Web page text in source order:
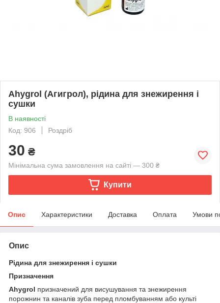
Ahygrol (Агигрол), рідина для знежирення і
сушки
В наявності
Код: 906
Роздріб
30 ₴
Мінімальна сума замовлення на сайті — 300 ₴
Купити
Опис Характеристики Доставка Оплата Умови
Опис
Рідина для знежирення і сушки
Призначення
Ahygrol призначений для висушування та знежирення
порожнин та каналів зуба перед пломбуванням або культі